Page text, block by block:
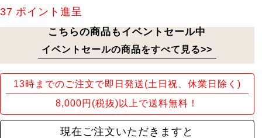
37 ポイント進呈
こちらの商品もイベントセール中
イベントセールの商品をすべて見る>>
13時までのご注文で即日発送(土日祝、休業日除く)
8,000円(税抜)以上で送料無料！
現在ご注文いただきますと